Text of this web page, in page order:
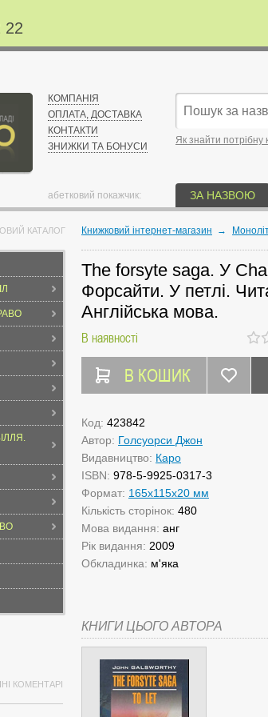
22
КОМПАНІЯ
ОПЛАТА, ДОСТАВКА
КОНТАКТИ
ЗНИЖКИ ТА БОНУСИ
Як знайти потрібну
абетковий покажчик: ЗА НАЗВОЮ
КАТАЛОГ
КОМЕНТАРІ
Книжковий інтернет-магазин →
The forsyte saga. У
Форсайти. У петлі.
Англійська мова.
В наявності
В КОШИК
Код: 423842
Автор: Голсуорси Джон
Видавництво: Каро
ISBN: 978-5-9925-0317-3
Формат: 165x115x20 мм
Кількість сторінок: 480
Мова видання: анг
Рік видання: 2009
Обкладинка: м'яка
КНИГИ ЦЬОГО АВТОРА